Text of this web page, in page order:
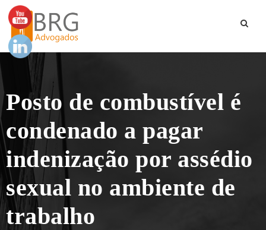
Posto de combustível é
condenado a pagar
indenização por assédio
sexual no ambiente de
trabalho